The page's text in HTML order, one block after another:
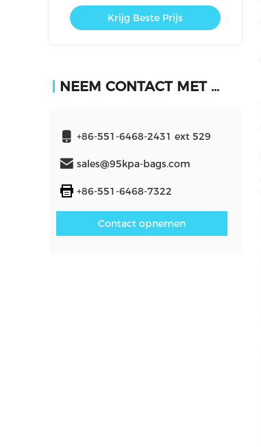
laboratoriummonsters
Krijg Beste Prijs
NEEM CONTACT MET ONS OP
+86-551-6468-2431 ext 529
sales@95kpa-bags.com
+86-551-6468-7322
Contact opnemen